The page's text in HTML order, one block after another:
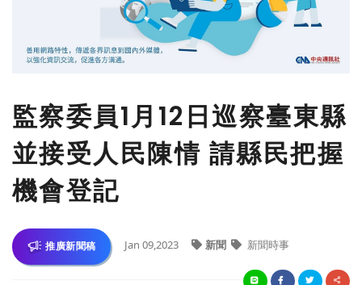
監察委員1月12日巡察臺東縣
並接受人民陳情 請縣民把握
機會登記
推廣新聞稿 Jan 09,2023 新聞 新聞時事